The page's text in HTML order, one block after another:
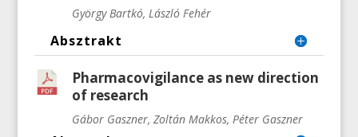
György Bartkó, László Fehér
Absztrakt
Pharmacovigilance as new direction
of research
Gábor Gaszner, Zoltán Makkos, Péter Gaszner